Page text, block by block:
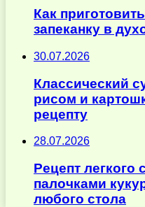
Как
запеканку в
30.07.2026
Классический
рисом и
рецепту
28.07.2026
Рецепт легкого
палочками
любого стола